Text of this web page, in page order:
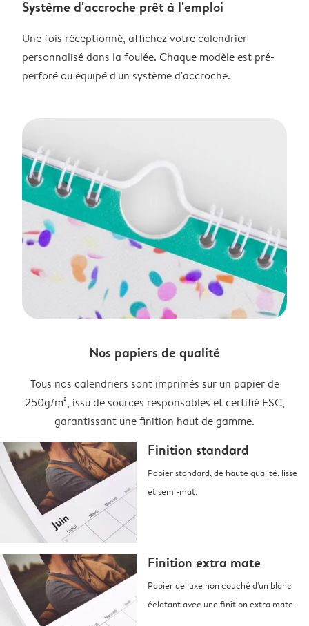
Système d'accroche prêt à l'emploi
Une fois réceptionné, affichez votre calendrier
personnalisé dans la foulée. Chaque modèle est pré-
perforé ou équipé d'un système d'accroche.
Nos papiers de qualité
Tous nos calendriers sont imprimés sur un papier de
250g/m², issu de sources responsables et certifié FSC,
garantissant une finition haut de gamme.
Finition standard
Papier standard, de haute qualité, lisse
et semi-mat.
Finition extra mate
Papier de luxe non couché d'un blanc
éclatant avec une finition extra mate.